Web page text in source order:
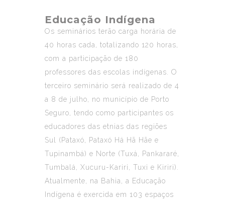
Educação Indígena
Os seminários terão carga horária de
40 horas cada, totalizando 120 horas,
com a participação de 180
professores das escolas indígenas. O
terceiro seminário será realizado de 4
a 8 de julho, no município de Porto
Seguro, tendo como participantes os
educadores das etnias das regiões
Sul (Pataxó, Pataxó Há Hã Hãe e
Tupinambá) e Norte (Tuxá, Pankararé,
Tumbalá, Xucuru-Kariri, Tuxi e Kiriri).
Atualmente, na Bahia, a Educação
Indígena é exercida em 103 espaços